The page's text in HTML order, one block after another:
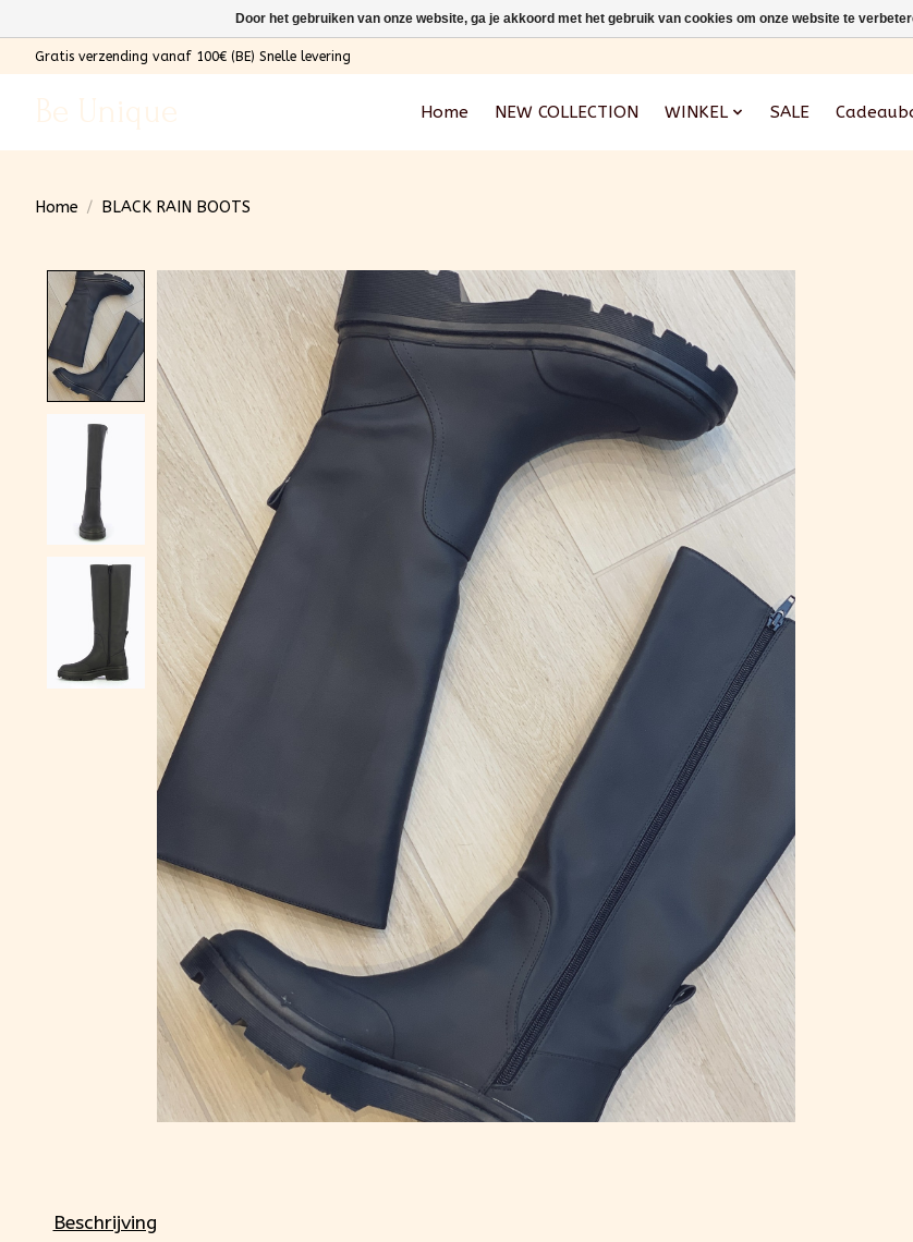
Gratis verzending vanaf 100€ (BE) Snelle levering
Be Unique Home NEW COLLECTION WINKEL SALE
Home / BLACK RAIN BOOTS
Product image slideshow Items
Beschrijving
Door het gebruiken van onze website, ga je akkoord met het gebruik van cookies om onze website te